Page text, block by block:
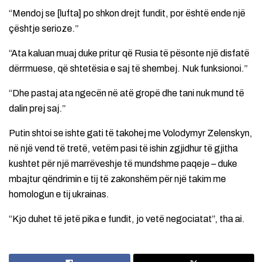
“Mendoj se [lufta] po shkon drejt fundit, por është ende një
çështje serioze.”
“Ata kaluan muaj duke pritur që Rusia të pësonte një disfatë
dërrmuese, që shtetësia e saj të shembej. Nuk funksionoi.”
“Dhe pastaj ata ngecën në atë gropë dhe tani nuk mund të
dalin prej saj.”
Putin shtoi se ishte gati të takohej me Volodymyr Zelenskyn,
në një vend të tretë, vetëm pasi të ishin zgjidhur të gjitha
kushtet për një marrëveshje të mundshme paqeje – duke
mbajtur qëndrimin e tij të zakonshëm për një takim me
homologun e tij ukrainas.
“Kjo duhet të jetë pika e fundit, jo vetë negociatat”, tha ai.